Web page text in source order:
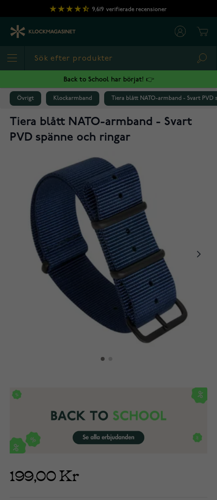
Hoppa till innehållet
9,619 verifierade recensioner
Back to School har börjat! 👉
Övrigt Klockarmband Tiera blått NATO-armband - Svart PVD
Tiera blått NATO-armband - Svart
PVD spänne och ringar
199,00 Kr